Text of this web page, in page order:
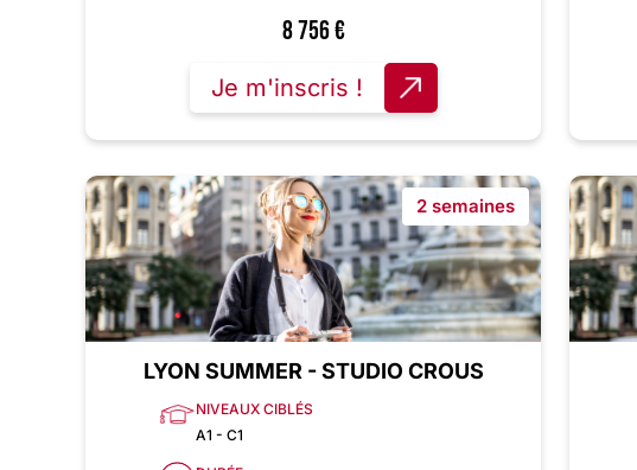
8 756€
Je m'inscris !
2 semaines
LYON SUMMER - STUDIO CROUS
NIVEAUX CIBLÉS
A1 - C1